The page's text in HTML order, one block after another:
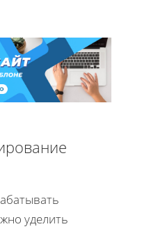
уделить